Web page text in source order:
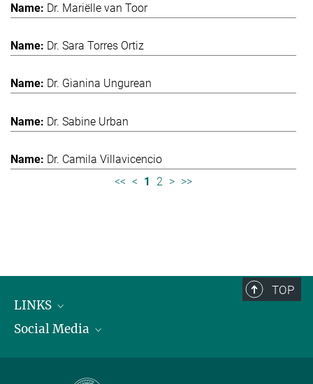
Dr. Mariëlle van Toor
Dr. Sara Torres Ortiz
Dr. Gianina Ungurean
Dr. Sabine Urban
Dr. Camila Villavicencio
<< < 1 2 > >>
TOP
LINKS
Max-Planck-Institut für biologische Intelligenz
Social Media